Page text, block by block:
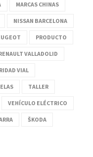
MARCAS CHINAS
NISSAN BARCELONA
PRODUCTO
VALLADOLID
VIAL
TALLER
VEHÍCULO ELÉCTRICO
ŠKODA